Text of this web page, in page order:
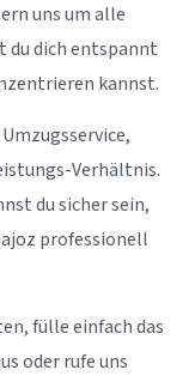
uns um alle
du dich entspannt
kannst.
Verhältnis.
du sicher sein,
professionell
fülle einfach das
oder rufe uns